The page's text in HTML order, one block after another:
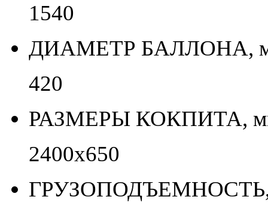
1540
ДИАМЕТР БАЛЛОНА,
420
РАЗМЕРЫ КОКПИТА,
2400х650
ГРУЗОПОДЪЕМНОСТЬ,